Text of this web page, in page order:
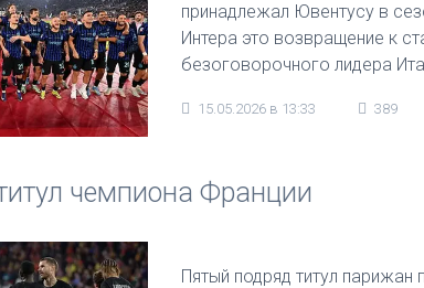
принадлежал Ювентусу в
Интера это возвращение к
безоговорочного лидера
15.05.2026 в 13:33 389
чемпиона Франции
Пятый подряд титул парижан